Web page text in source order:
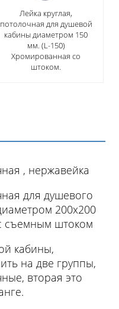
Лейка круглая,
потолочная для душевой
кабины диаметром 150
мм. (L-150)
Хромированная со
штоком.
, нержавейка
для душевого
200х200
съемным штоком
кабины,
на две группы,
вторая это